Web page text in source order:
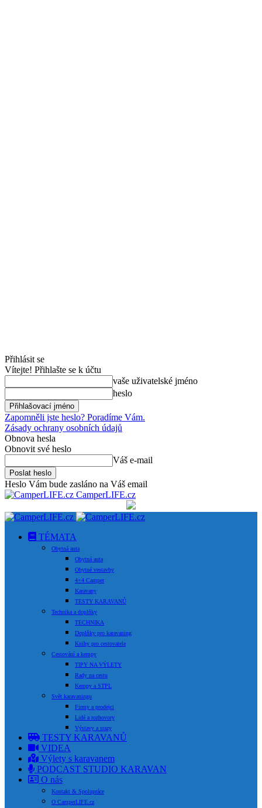
Přihlásit se
Vítejte! Přihlašte se k účtu
vaše uživatelské jméno
heslo
Zapomněli jste heslo? Poradíme Vám.
Zásady ochrany osobních údajů
Obnova hesla
Obnovit své heslo
Váš e-mail
Heslo Vám bude zasláno na Váš email
CamperLIFE.cz
TÉMATA
Obytná auta
Obytná auta
Obytné vestavby
4×4 Camper
Karavany
TESTY KARAVANŮ
Technika a doplňky
TECHNIKA
Doplňky pro karavaning
Knihy pro cestovatele
Cestování a kempy
TIPY NA VÝLETY
Rady na cestu
Kempy a STPL
Svět karavaningu
Firmy a prodejci
Lidé a rozhovory
Výstavy a srazy
TESTY KARAVANŮ
VIDEA
Výlety s karavanem
PODCAST STUDIO KARAVAN
O nás
Kontakt & Spolupráce
O CamperLIFE.cz